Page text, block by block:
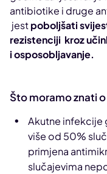
antibiotike i druge
jestpoboljšati
rezistenciji kroz
i osposobljavanje.
Što moramo znati
Akutne infekcije
više od 50%
primjena
slučajevima